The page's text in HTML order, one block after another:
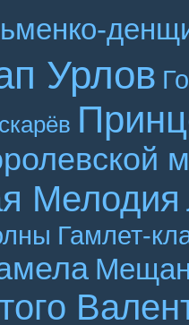
Урлов
Мелодия
Гамлет-